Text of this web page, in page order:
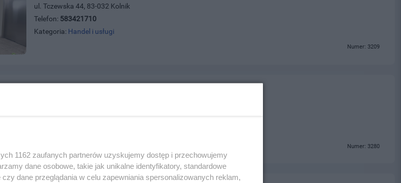
ul. Tczewska 44, 83-032 Kolnik
Telefon: 583421710
Kategoria: Handel i usługi
Numer: 3209
Numer: 3280
1162 zaufanych partnerów uzyskujemy dostęp i przechowujemy
dane osobowe, takie jak unikalne identyfikatory, standardowe
dane przeglądania w celu zapewniania spersonalizowanych reklam,